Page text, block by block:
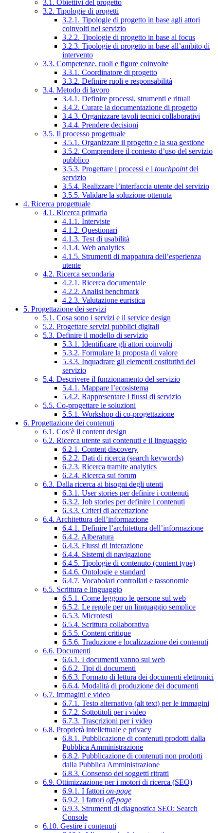
3.1. Obiettivi del progetto
3.2. Tipologie di progetti
3.2.1. Tipologie di progetto in base agli attori
coinvolti nel servizio
3.2.2. Tipologie di progetto in base al focus
3.2.3. Tipologie di progetto in base all’ambito di
intervento
3.3. Competenze, ruoli e figure coinvolte
3.3.1. Coordinatore di progetto
3.3.2. Definire ruoli e responsabilità
3.4. Metodo di lavoro
3.4.1. Definire processi, strumenti e rituali
3.4.2. Curare la documentazione di progetto
3.4.3. Organizzare tavoli tecnici collaborativi
3.4.4. Prendere decisioni
3.5. Il processo progettuale
3.5.1. Organizzare il progetto e la sua gestione
3.5.2. Comprendere il contesto d’uso del servizio
pubblico
3.5.3. Progettare i processi e i touchpointdel
servizio
3.5.4. Realizzare l’interfaccia utente del servizio
3.5.5. Validare la soluzione ottenuta
4. Ricerca progettuale
4.1. Ricerca primaria
4.1.1. Interviste
4.1.2. Questionari
4.1.3. Test di usabilità
4.1.4. Web analytics
4.1.5. Strumenti di mappatura dell’esperienza
utente
4.2. Ricerca secondaria
4.2.1. Ricerca documentale
4.2.2. Analisi benchmark
4.2.3. Valutazione euristica
5. Progettazione dei servizi
5.1. Cosa sono i servizi e il service design
5.2. Progettare servizi pubblici digitali
5.3. Definire il modello di servizio
5.3.1. Identificare gli attori coinvolti
5.3.2. Formulare la proposta di valore
5.3.3. Inquadrare gli elementi costitutivi del
servizio
5.4. Descrivere il funzionamento del servizio
5.4.1. Mappare l’ecosistema
5.4.2. Rappresentare i flussi di servizio
5.5. Co-progettare le soluzioni
5.5.1. Workshop di co-progettazione
6. Progettazione dei contenuti
6.1. Cos’è il content design
6.2. Ricerca utente sui contenuti e il linguaggio
6.2.1. Content discovery
6.2.2. Dati di ricerca (search keywords)
6.2.3. Ricerca tramite analytics
6.2.4. Ricerca sui forum
6.3. Dalla ricerca ai bisogni degli utenti
6.3.1. User stories per definire i contenuti
6.3.2. Job stories per definire i contenuti
6.3.3. Criteri di accettazione
6.4. Architettura dell’informazione
6.4.1. Definire l’architettura dell’informazione
6.4.2. Alberatura
6.4.3. Flussi di interazione
6.4.4. Sistemi di navigazione
6.4.5. Tipologie di contenuto (content type)
6.4.6. Ontologie e standard
6.4.7. Vocabolari controllati e tassonomie
6.5. Scrittura e linguaggio
6.5.1. Come leggono le persone sul web
6.5.2. Le regole per un linguaggio semplice
6.5.3. Microtesti
6.5.4. Scrittura collaborativa
6.5.5. Content critique
6.5.6. Traduzione e localizzazione dei contenuti
6.6. Documenti
6.6.1. I documenti vanno sul web
6.6.2. Tipi di documenti
6.6.3. Formato di lettura dei documenti elettronici
6.6.4. Modalità di produzione dei documenti
6.7. Immagini e video
6.7.1. Testo alternativo (alt text) per le immagini
6.7.2. Sottotitoli per i video
6.7.3. Trascrizioni per i video
6.8. Proprietà intellettuale e privacy
6.8.1. Pubblicazione di contenuti prodotti dalla
Pubblica Amministrazione
6.8.2. Pubblicazione di contenuti non prodotti
dalla Pubblica Amministrazione
6.8.3. Consenso dei soggetti ritratti
6.9. Ottimizzazione per i motori di ricerca (SEO)
6.9.1. I fattori on-page
6.9.2. I fattori off-page
6.9.3. Strumenti di diagnostica SEO: Search
Console
6.10. Gestire i contenuti